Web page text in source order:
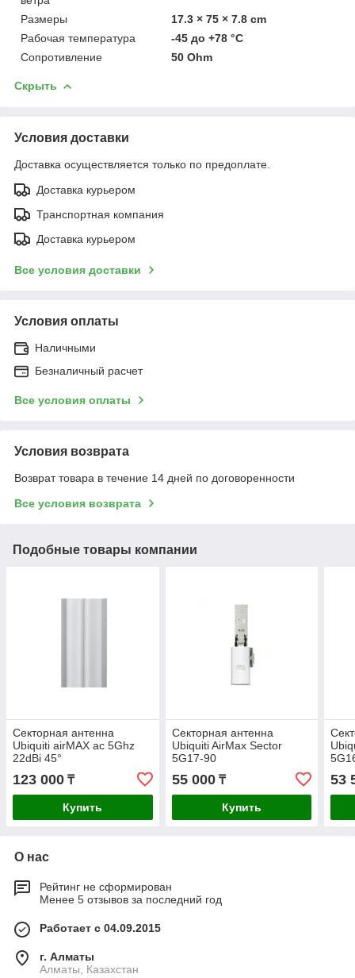
Размеры
17.3 × 75 × 7.8 cm
Рабочая температура
-45 до +78 °C
Сопротивление
50 Ohm
Скрыть
Условия доставки
Доставка осуществляется только по предоплате.
Доставка курьером
Транспортная компания
Доставка курьером
Все условия доставки
Условия оплаты
Наличными
Безналичный расчет
Все условия оплаты
Условия возврата
Возврат товара в течение 14 дней по договоренности
Все условия возврата
Подобные товары компании
Секторная антенна
Ubiquiti airMAX ac 5Ghz
22dBi 45°
123 000 ₸
Купить
Секторная антенна
Ubiquiti AirMax Sector
5G17-90
55 000₸
Купить
53
О нас
Рейтинг не сформирован
Менее 5 отзывов за последний год
Работает с 04.09.2015
г. Алматы
Алматы, Казахстан